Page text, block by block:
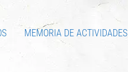
MEMORIA DE ACTIVIDADES